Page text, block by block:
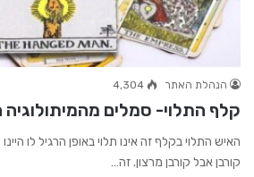
הנהלת האתר 4,304
קלף התלוי- סמלים מהמיתולוגיה
האיש התלוי בקלף זה אינו תלוי באופן הרגיל לו
קורבן אבל קורבן מרצון. זה…